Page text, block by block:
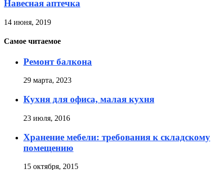
Навесная аптечка
14 июня, 2019
Самое читаемое
Ремонт балкона
29 марта, 2023
Кухня для офиса, малая кухня
23 июля, 2016
Хранение мебели: требования к складскому
помещению
15 октября, 2015